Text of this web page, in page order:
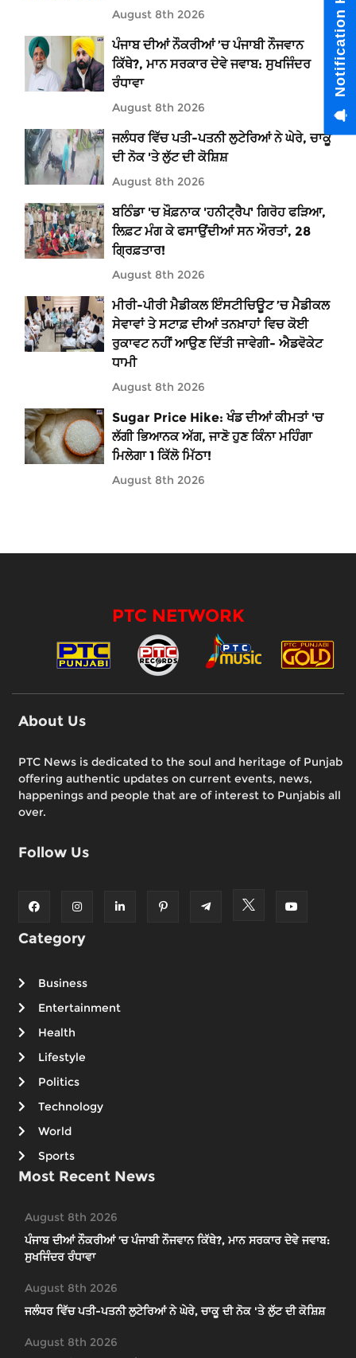
August 8th 2026
ਪੰਜਾਬ ਦੀਆਂ ਨੌਕਰੀਆਂ ’ਚ ਪੰਜਾਬੀ ਨੌਜਵਾਨ
ਕਿੱਥੇ?, ਮਾਨ ਸਰਕਾਰ ਦੇਵੇ ਜਵਾਬ: ਸੁਖਜਿੰਦਰ
ਰੰਧਾਵਾ
August 8th 2026
ਜਲੰਧਰ ਵਿੱਚ ਪਤੀ-ਪਤਨੀ ਲੁਟੇਰਿਆਂ ਨੇ ਘੇਰੇ, ਚਾਕੂ
ਦੀ ਨੋਕ 'ਤੇ ਲੁੱਟ ਦੀ ਕੋਸ਼ਿਸ਼
August 8th 2026
ਬਠਿੰਡਾ 'ਚ ਖ਼ੌਫ਼ਨਾਕ 'ਹਨੀਟ੍ਰੈਪ' ਗਿਰੋਹ ਫੜਿਆ,
ਲਿਫ਼ਟ ਮੰਗ ਕੇ ਫਸਾਉਂਦੀਆਂ ਸਨ ਔਰਤਾਂ, 28
ਗ੍ਰਿਫ਼ਤਾਰ!
August 8th 2026
ਮੀਰੀ-ਪੀਰੀ ਮੈਡੀਕਲ ਇੰਸਟੀਚਿਊਟ ’ਚ ਮੈਡੀਕਲ
ਸੇਵਾਵਾਂ ਤੇ ਸਟਾਫ਼ ਦੀਆਂ ਤਨਖ਼ਾਹਾਂ ਵਿਚ ਕੋਈ
ਰੁਕਾਵਟ ਨਹੀਂ ਆਉਣ ਦਿੱਤੀ ਜਾਵੇਗੀ- ਐਡਵੋਕੇਟ
ਧਾਮੀ
August 8th 2026
Sugar Price Hike: ਖੰਡ ਦੀਆਂ ਕੀਮਤਾਂ 'ਚ
ਲੱਗੀ ਭਿਆਨਕ ਅੱਗ, ਜਾਣੋ ਹੁਣ ਕਿੰਨਾ ਮਹਿੰਗਾ
ਮਿਲੇਗਾ 1 ਕਿੱਲੋ ਮਿੱਠਾ!
August 8th 2026
PTC NETWORK
About Us
PTC News is dedicated to the soul and heritage of Punjab
offering authentic updates on current events, news,
happenings and people that are of interest to Punjabis all
over.
Follow Us
Category
Business
Entertainment
Health
Lifestyle
Politics
Technology
World
Sports
Most Recent News
August 8th 2026
ਪੰਜਾਬ ਦੀਆਂ ਨੌਕਰੀਆਂ ’ਚ ਪੰਜਾਬੀ ਨੌਜਵਾਨ ਕਿੱਥੇ?, ਮਾਨ ਸਰਕਾਰ ਦੇਵੇ ਜਵਾਬ:
ਸੁਖਜਿੰਦਰ ਰੰਧਾਵਾ
August 8th 2026
ਜਲੰਧਰ ਵਿੱਚ ਪਤੀ-ਪਤਨੀ ਲੁਟੇਰਿਆਂ ਨੇ ਘੇਰੇ, ਚਾਕੂ ਦੀ ਨੋਕ 'ਤੇ ਲੁੱਟ ਦੀ ਕੋਸ਼ਿਸ਼
August 8th 2026
Notification Hub